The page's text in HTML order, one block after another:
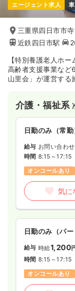
エージェント求人
三重県四日市市
近鉄四日市駅
【特別養護老人ホ
高齢者支援事業など
山里会」が運営する
おり、家庭的な雰
す。
介護・福祉系
日勤のみ（常勤
給与 お問い合わ
時間 8:15～17:15
オンコールあり
気に
日勤のみ（パー
給与 時給1,200
時間 8:15～17:15
オンコールあり